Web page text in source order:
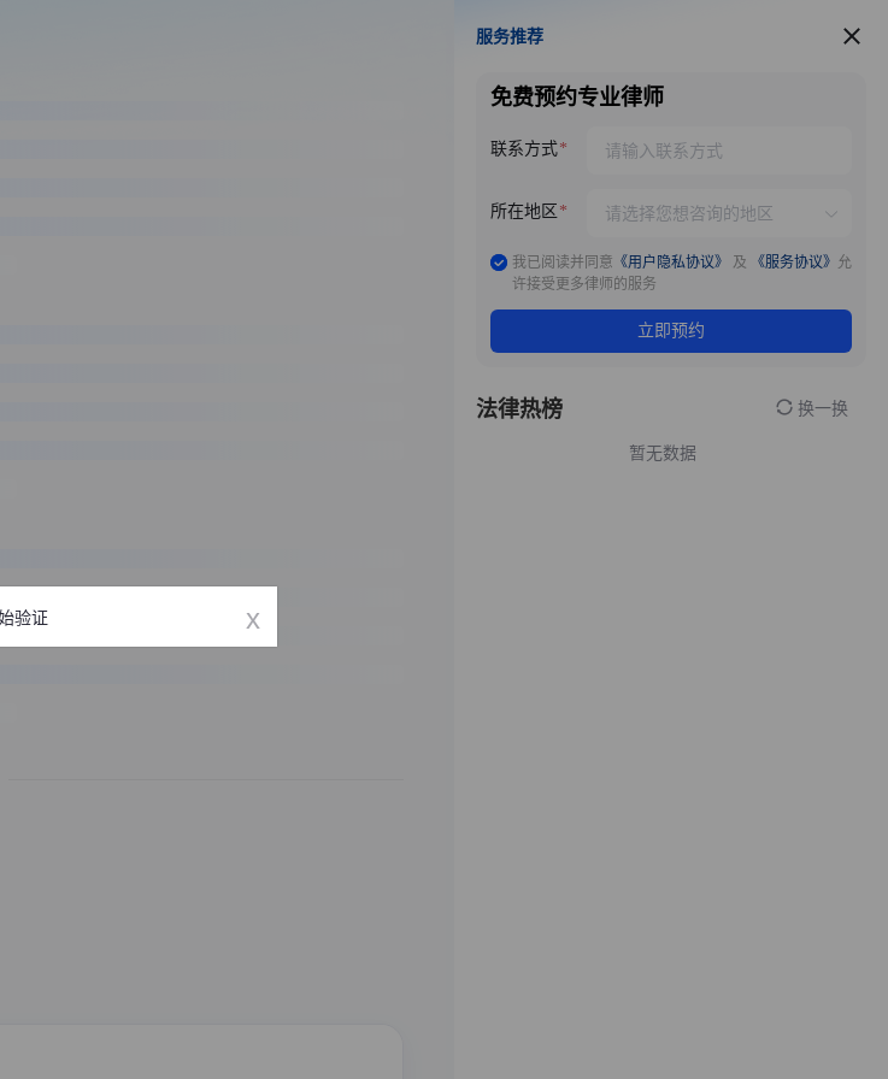
服务推荐
服务推荐
免费预约专业律师
联系方式
所在地区
我已阅读并同意 《用户隐私协议》 及 《服务协议》 允
许接受更多律师的服务
立即预约
法律热榜 换一换
暂无数据
验证 x